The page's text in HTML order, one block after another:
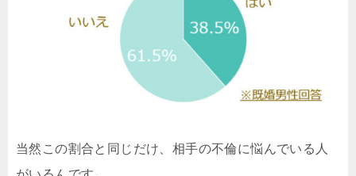
当然この割合と同じだけ、相手の不倫に悩んでいる人